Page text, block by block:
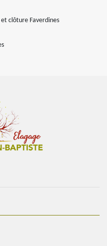
clôture Faverdines